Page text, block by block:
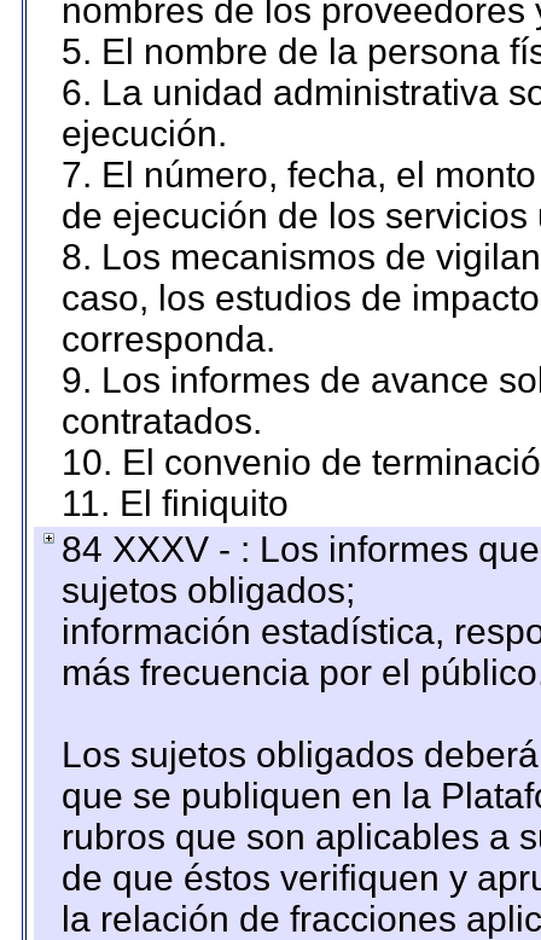
nombres de los proveedores
5. El nombre de la persona
6. La unidad administrativa
ejecución.
7. El número, fecha, el
de ejecución de los servicios
8. Los mecanismos de
caso, los estudios de
corresponda.
9. Los informes de avance
contratados.
10. El convenio de
11. El finiquito
84 XXXV - : Los informes
sujetos obligados;
información estadística,
más frecuencia por el
Los sujetos obligados
que se publiquen en la
rubros que son aplicables a
de que éstos verifiquen y
la relación de fracciones